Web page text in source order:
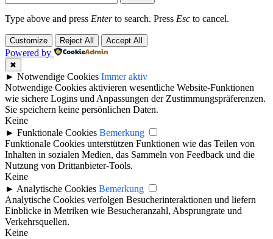
Type above and press Enterto search. Press Esc to cancel.
Customize Reject All Accept All
Powered by
✖
► Notwendige Cookies Immer aktiv
Notwendige Cookies aktivieren wesentliche Website-Funktionen
wie sichere Logins und Anpassungen der Zustimmungspräferenzen.
Sie speichern keine persönlichen Daten.
Keine
► Funktionale Cookies Bemerkung
Funktionale Cookies unterstützen Funktionen wie das Teilen von
Inhalten in sozialen Medien, das Sammeln von Feedback und die
Nutzung von Drittanbieter-Tools.
Keine
► Analytische Cookies Bemerkung
Analytische Cookies verfolgen Besucherinteraktionen und liefern
Einblicke in Metriken wie Besucheranzahl, Absprungrate und
Verkehrsquellen.
Keine